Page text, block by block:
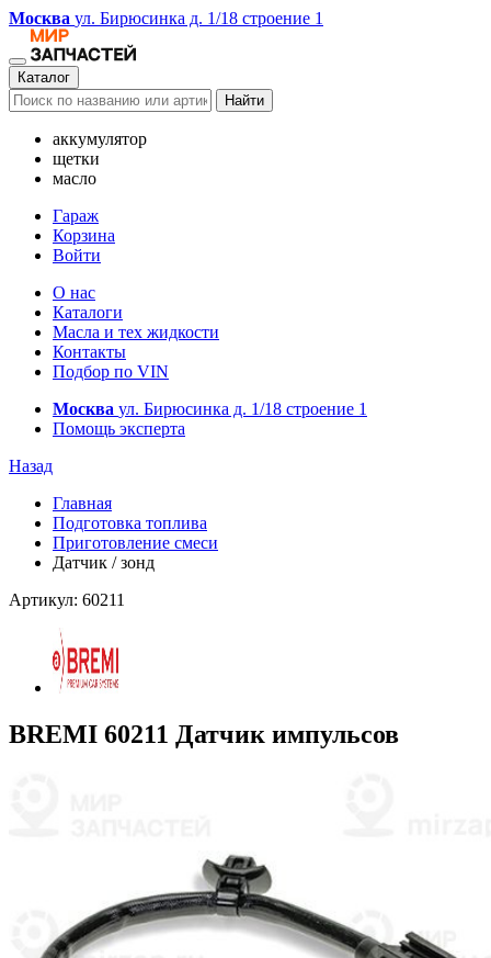
Москва ул. Бирюсинка д. 1/18 строение 1
Каталог
Найти
аккумулятор
щетки
масло
Гараж
Корзина
Войти
О нас
Каталоги
Масла и тех жидкости
Контакты
Подбор по VIN
Москва ул. Бирюсинка д. 1/18 строение 1
Помощь эксперта
Назад
Главная
Подготовка топлива
Приготовление смеси
Датчик / зонд
Артикул: 60211
BREMI 60211 Датчик импульсов